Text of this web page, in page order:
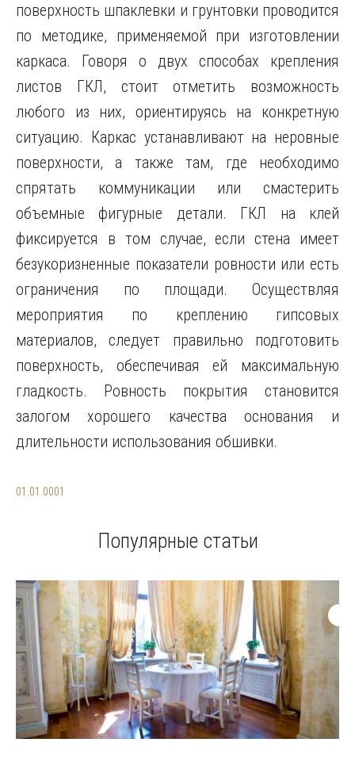
поверхность шпаклевки и грунтовки проводится
по методике, применяемой при изготовлении
каркаса. Говоря о двух способах крепления
листов ГКЛ, стоит отметить возможность
любого из них, ориентируясь на конкретную
ситуацию. Каркас устанавливают на неровные
поверхности, а также там, где необходимо
спрятать коммуникации или смастерить
объемные фигурные детали. ГКЛ на клей
фиксируется в том случае, если стена имеет
безукоризненные показатели ровности или есть
ограничения по площади. Осуществляя
мероприятия по креплению гипсовых
материалов, следует правильно подготовить
поверхность, обеспечивая ей максимальную
гладкость. Ровность покрытия становится
залогом хорошего качества основания и
длительности использования обшивки.
01.01.0001
Популярные статьи